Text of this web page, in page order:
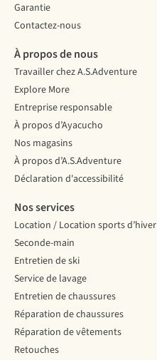
Garantie
Contactez-nous
À propos de nous
Travailler chez A.S.Adventure
Explore More
Entreprise responsable
À propos d’Ayacucho
Nos magasins
À propos d’A.S.Adventure
Déclaration d'accessibilité
Nos services
Location / Location sports d’hiver
Seconde-main
Entretien de ski
Service de lavage
Entretien de chaussures
Réparation de chaussures
Réparation de vêtements
Retouches